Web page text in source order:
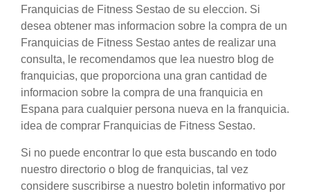
Franquicias de Fitness Sestao de su eleccion. Si
desea obtener mas informacion sobre la compra de un
Franquicias de Fitness Sestao antes de realizar una
consulta, le recomendamos que lea nuestro blog de
franquicias, que proporciona una gran cantidad de
informacion sobre la compra de una franquicia en
Espana para cualquier persona nueva en la franquicia.
idea de comprar Franquicias de Fitness Sestao.
Si no puede encontrar lo que esta buscando en todo
nuestro directorio o blog de franquicias, tal vez
considere suscribirse a nuestro boletin informativo por